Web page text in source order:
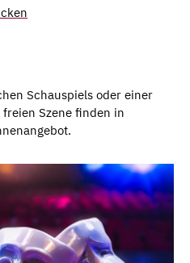
Schauspiels oder einer
Szene finden in